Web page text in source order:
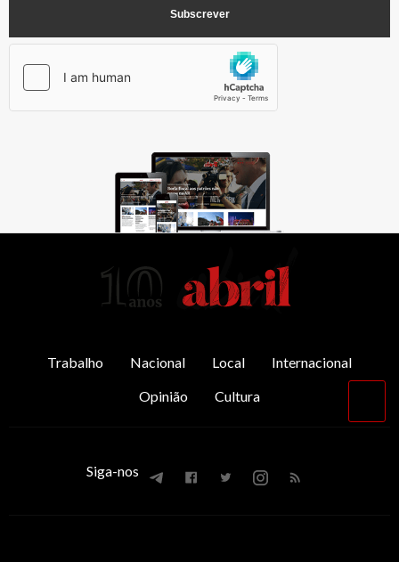
Trabalho Nacional Local
Internacional
Opinião
Cultura
Siga-nos